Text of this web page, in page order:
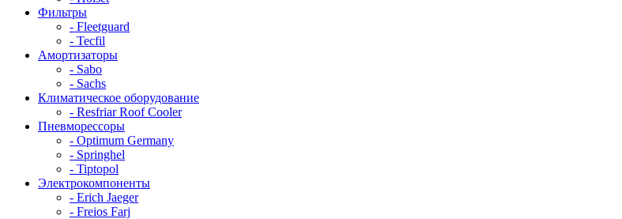
Фильтры
- Fleetguard
- Tecfil
Амортизаторы
- Sabo
- Sachs
Климатическое оборудование
- Resfriar Roof Cooler
Пневморессоры
- Optimum Germany
- Springhel
- Tiptopol
Электрокомпоненты
- Erich Jaeger
- Freios Farj